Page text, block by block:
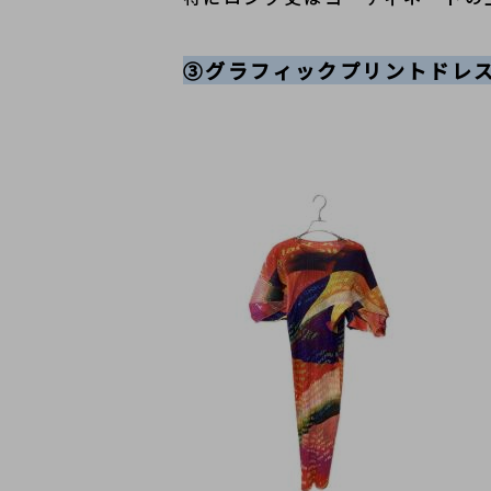
③グラフィックプリントドレ